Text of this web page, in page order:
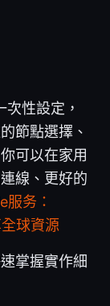
性設定，
節點選擇、
可以在家用
線、更好的
务：
球資源
掌握實作細